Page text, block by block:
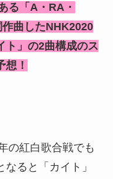
る「A・RA・
曲したNHK2020
ト」の2曲構成のス
！
の紅白歌合戦でも
ると「カイト」